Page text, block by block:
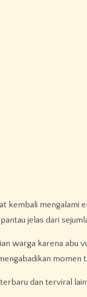
kembali
jelas dari
warga karena abu
dan terviral